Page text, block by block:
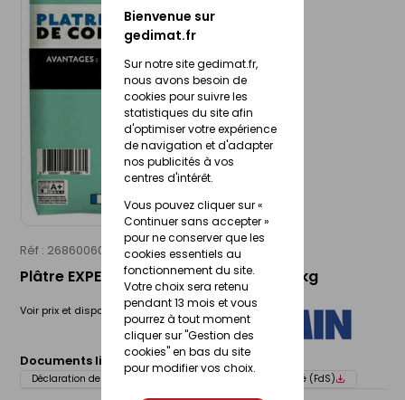
Bienvenue sur
gedimat.fr
Sur notre site gedimat.fr,
nous avons besoin de
cookies pour suivre les
statistiques du site afin
d'optimiser votre expérience
de navigation et d'adapter
nos publicités à vos
centres d'intérêt.
Vous pouvez cliquer sur «
Continuer sans accepter »
pour ne conserver que les
cookies essentiels au
fonctionnement du site.
Votre choix sera retenu
pendant 13 mois et vous
pourrez à tout moment
cliquer sur "Gestion des
cookies" en bas du site
pour modifier vos choix.
Réf : 26860060 SEMIN
Plâtre EXPERT POLYVALENT - sac de 25kg
Voir prix et disponibilité en magasin
Documents liés :
Déclaration de performance (DOP)
Fiche de sécurité (FdS)